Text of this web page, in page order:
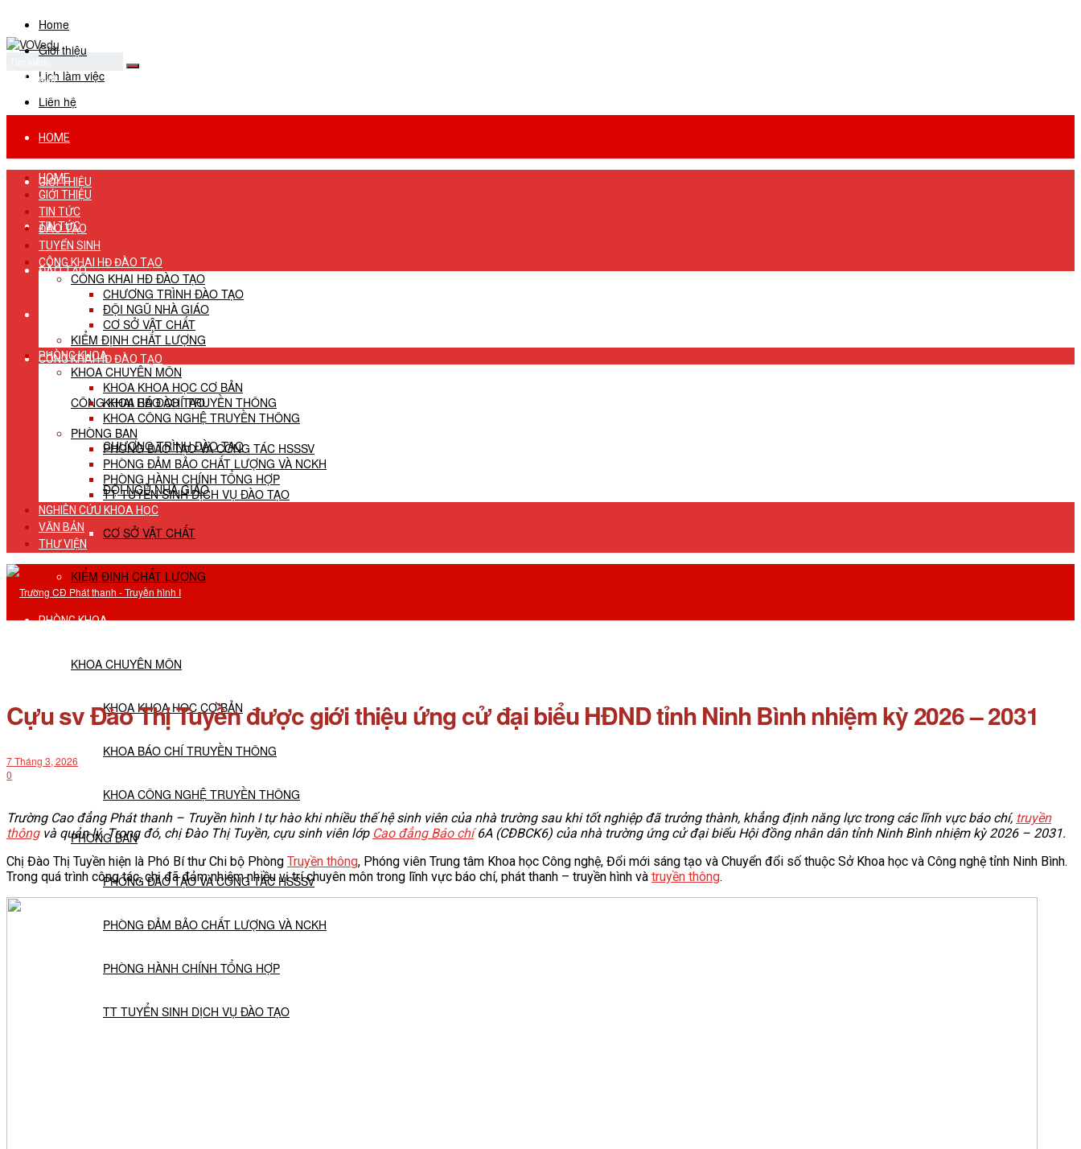
Home
Giới thiệu
Lịch làm việc
Liên hệ
No Result
View All Result
HOME
GIỚI THIỆU
TIN TỨC
ĐÀO TẠO
TUYỂN SINH
CÔNG KHAI HĐ ĐÀO TẠO
CÔNG KHAI HĐ ĐÀO TẠO
CHƯƠNG TRÌNH ĐÀO TẠO
ĐỘI NGŨ NHÀ GIÁO
CƠ SỞ VẬT CHẤT
KIỂM ĐỊNH CHẤT LƯỢNG
PHÒNG KHOA
KHOA CHUYÊN MÔN
KHOA KHOA HỌC CƠ BẢN
KHOA BÁO CHÍ TRUYỀN THÔNG
KHOA CÔNG NGHỆ TRUYỀN THÔNG
PHÒNG BAN
PHÒNG ĐÀO TẠO VÀ CÔNG TÁC HSSSV
PHÒNG ĐẢM BẢO CHẤT LƯỢNG VÀ NCKH
PHÒNG HÀNH CHÍNH TỔNG HỢP
TT TUYỂN SINH DỊCH VỤ ĐÀO TẠO
HOME
GIỚI THIỆU
TIN TỨC
ĐÀO TẠO
TUYỂN SINH
CÔNG KHAI HĐ ĐÀO TẠO
CÔNG KHAI HĐ ĐÀO TẠO
CHƯƠNG TRÌNH ĐÀO TẠO
ĐỘI NGŨ NHÀ GIÁO
CƠ SỞ VẬT CHẤT
KIỂM ĐỊNH CHẤT LƯỢNG
PHÒNG KHOA
KHOA CHUYÊN MÔN
KHOA KHOA HỌC CƠ BẢN
KHOA BÁO CHÍ TRUYỀN THÔNG
KHOA CÔNG NGHỆ TRUYỀN THÔNG
PHÒNG BAN
PHÒNG ĐÀO TẠO VÀ CÔNG TÁC HSSSV
PHÒNG ĐẢM BẢO CHẤT LƯỢNG VÀ NCKH
PHÒNG HÀNH CHÍNH TỔNG HỢP
TT TUYỂN SINH DỊCH VỤ ĐÀO TẠO
NGHIÊN CỨU KHOA HỌC
VĂN BẢN
THƯ VIỆN
Cựu sv Đào Thị Tuyền được giới thiệu ứng cử đại biểu HĐND tỉnh Ninh Bình nhiệm kỳ 2026 – 2031
7 Tháng 3, 2026
0
Trường Cao đẳng Phát thanh – Truyền hình I tự hào khi nhiều thế hệ sinh viên của nhà trường sau khi tốt nghiệp đã trưởng thành, khẳng định năng lực trong các lĩnh vực báo chí, truyền
thôngvà quản lý. Trong đó, chị Đào Thị Tuyền, cựu sinh viên lớp Cao đẳng Báo chí6A (CĐBCK6) của nhà trường ứng cử đại biểu Hội đồng nhân dân tỉnh Ninh Bình nhiệm kỳ 2026 – 2031.
Chị Đào Thị Tuyền hiện là Phó Bí thư Chi bộ Phòng Truyền thông, Phóng viên Trung tâm Khoa học Công nghệ, Đổi mới sáng tạo và Chuyển đổi số thuộc Sở Khoa học và Công nghệ tỉnh Ninh Bình.
Trong quá trình công tác, chị đã đảm nhiệm nhiều vị trí chuyên môn trong lĩnh vực báo chí, phát thanh – truyền hình và truyền thông.